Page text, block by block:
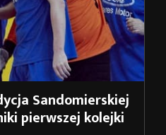
Sandomierskiej
pierwszej kolejki